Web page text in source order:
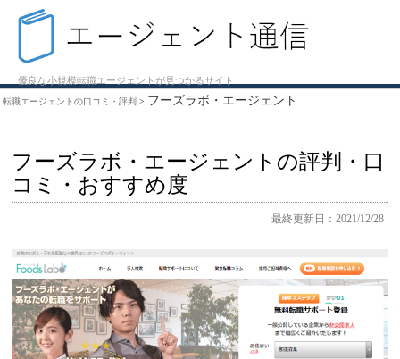
優良な小規模転職エージェントが見つかるサイト
転職エージェントの口コミ・評判 > フーズラボ・エージェント
フーズラボ・エージェントの評判・口
コミ・おすすめ度
最終更新日：2021/12/28